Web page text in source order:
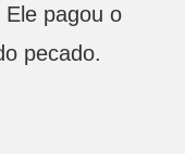
pagou o
pecado.